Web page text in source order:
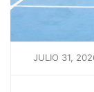
JULIO 31,